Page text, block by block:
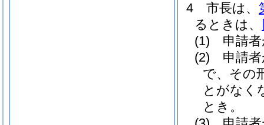
4
市長は、
るときは、
(1)
申請
(2)
申請
で、その
とがなく
とき。